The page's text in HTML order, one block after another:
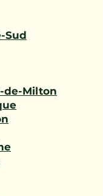
Sud
de-Milton